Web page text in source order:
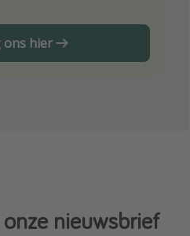
ons hier
nieuwsbrief